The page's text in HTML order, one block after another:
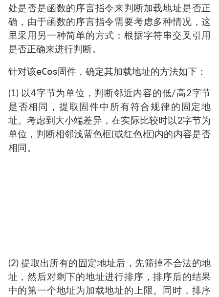
处是否是函数的序言指令来判断加载地址是否正
确，由于函数的序言指令需要考虑多种情况，这
里采用另一种简单的方式：根据字符串交叉引用
是否正确来进行判断。
针对该eCos 固件，确定其加载地址的方法如下：
(1) 以4字节为单位，判断邻近内容的低/高2字节
是否相同，提取固件中所有符合规律的固定地
址。考虑到大小端差异，在实际比较时以2字节为
单位，判断相邻浅蓝色框(或红色框)内的内容是否
相同。
(2) 提取出所有的固定地址后，先筛掉不合法的地
址，然后对剩下的地址进行排序，排序后的结果
中的第一个地址为加载地址的上限。同时，排序